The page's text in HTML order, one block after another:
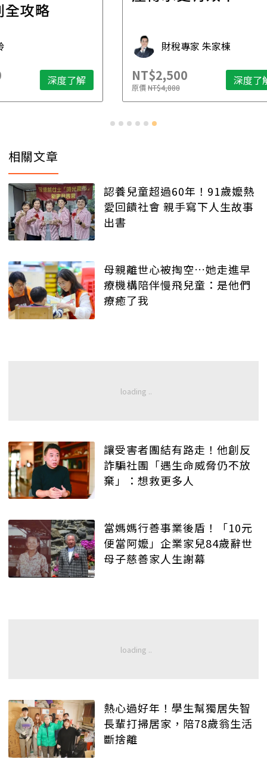
財稅專家 朱家棟
NT$2,500
原價 NT$4,888 深度了解 原價
相關文章
認養兒童超過60年！91歲嬤熱
愛回饋社會 親手寫下人生故事
出書
母親離世心被掏空…她走進早
療機構陪伴慢飛兒童：是他們
療癒了我
讓受害者團結有路走！他創反
詐騙社團「遇生命威脅仍不放
棄」：想救更多人
當媽媽行善事業後盾！「10元
便當阿嬤」企業家兒84歲辭世
母子慈善家人生謝幕
熱心過好年！學生幫獨居失智
長輩打掃居家，陪78歲翁生活
斷捨離